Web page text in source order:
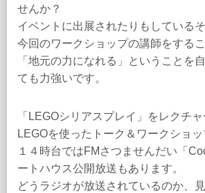
せんか？
イベントに出展されたりもしているそ
今回のワークショップの講師をする
「地元の力になれる」ということを
ても力強いです。
「LEGOシリアスプレイ」をレクチャ
LEGOを使ったトーク＆ワークショッ
１４時台ではFMさつませんだい「
ートハウス公開放送もあります。
どうラジオが放送されているのか、